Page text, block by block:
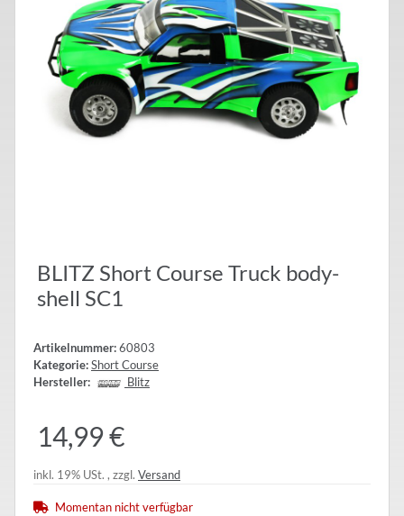
BLITZ Short Course Truck body-
shell SC1
Artikelnummer:60803
Kategorie:Short Course
Hersteller:
Blitz
14,99 €
inkl. 19% USt. , zzgl. Versand
Momentan nicht verfügbar